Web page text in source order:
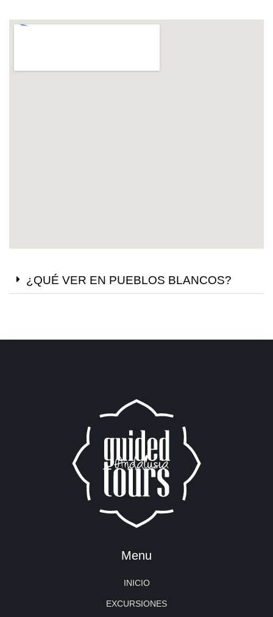
¿QUÉ VER EN PUEBLOS BLANCOS?
Menu
INICIO
EXCURSIONES